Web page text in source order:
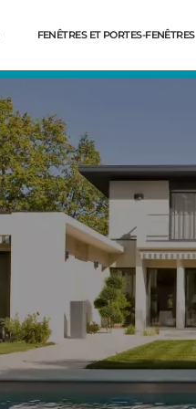
FENÊTRES ET PORTES-FENÊTRES